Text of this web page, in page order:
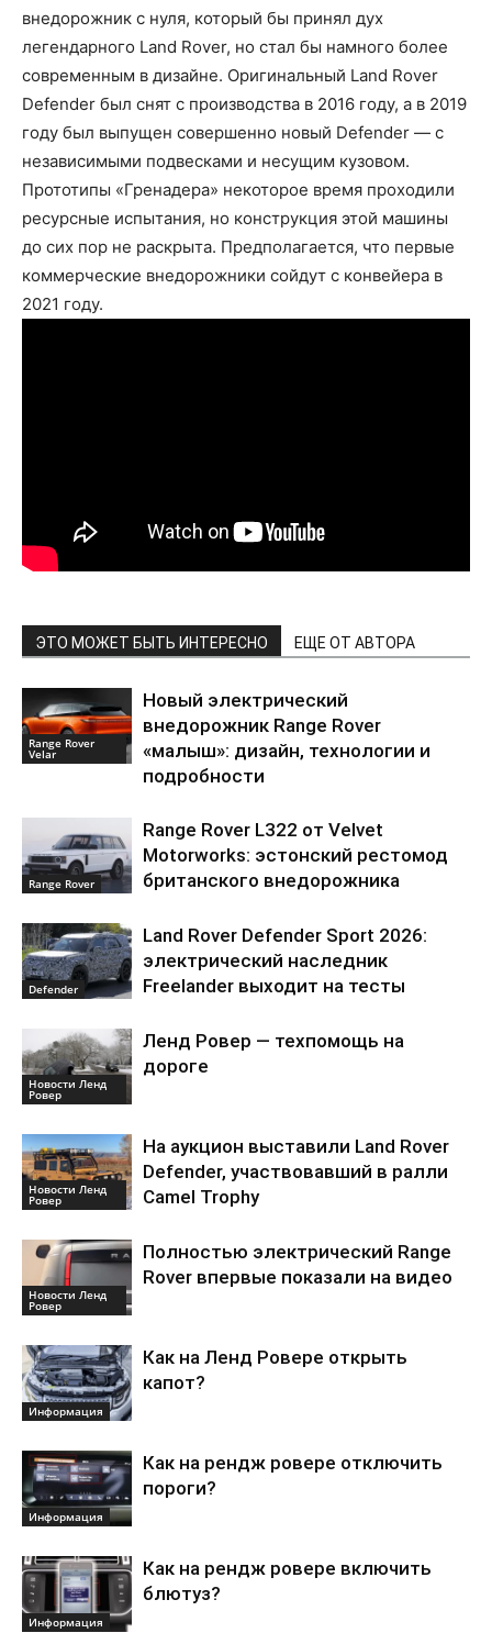
внедорожник с нуля, который бы принял дух
легендарного Land Rover, но стал бы намного более
современным в дизайне. Оригинальный Land Rover
Defender был снят с производства в 2016 году, а в 2019
году был выпущен совершенно новый Defender — с
независимыми подвесками и несущим кузовом.
Прототипы «Гренадера» некоторое время проходили
ресурсные испытания, но конструкция этой машины
до сих пор не раскрыта. Предполагается, что первые
коммерческие внедорожники сойдут с конвейера в
2021 году.
ЭТО МОЖЕТ БЫТЬ ИНТЕРЕСНО ЕЩЕ ОТ АВТОРА
Range Rover
Velar
Новый электрический
внедорожник Range Rover
«малыш»: дизайн, технологии и
подробности
Range Rover
Range Rover L322 от Velvet
Motorworks: эстонский рестомод
британского внедорожника
Defender
Land Rover Defender Sport 2026:
электрический наследник
Freelander выходит на тесты
Новости Ленд
Ровер
Ленд Ровер — техпомощь на
дороге
Новости Ленд
Ровер
На аукцион выставили Land Rover
Defender, участвовавший в ралли
Camel Trophy
Новости Ленд
Ровер
Полностью электрический Range
Rover впервые показали на видео
Информация
Как на Ленд Ровере открыть
капот?
Информация
Как на рендж ровере отключить
пороги?
Информация
Как на рендж ровере включить
блютуз?